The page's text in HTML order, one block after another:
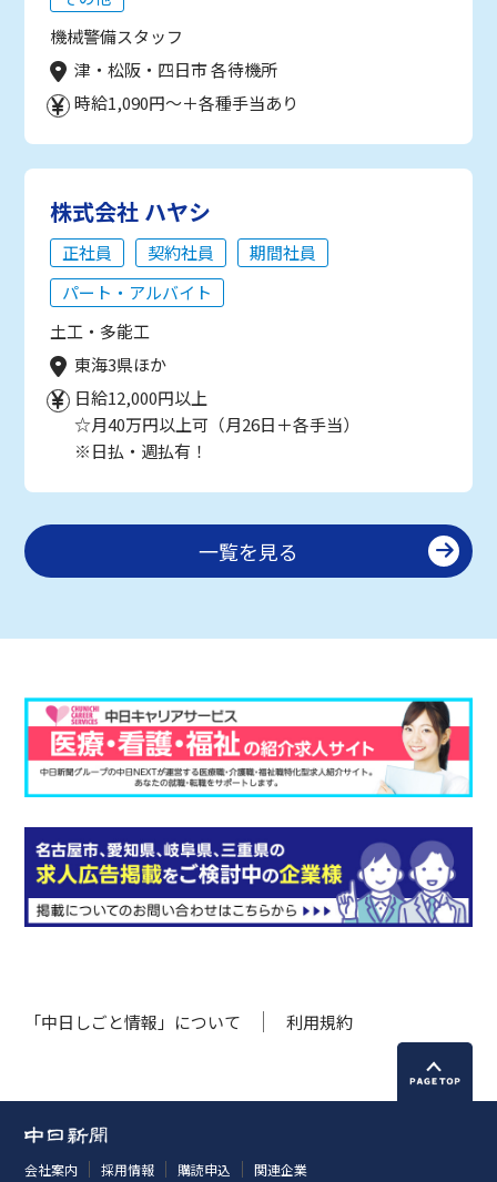
機械警備スタッフ
津・松阪・四日市 各待機所
時給1,090円～＋各種手当あり
株式会社 ハヤシ
正社員 契約社員
期間社員
パート・アルバイト
土工・多能工
東海3県ほか
日給12,000円以上
☆月40万円以上可（月26日＋各手当）
※日払・週払有！
一覧を見る
「中日しごと情報」について 利用規約
会社案内 採用情報 購読申込 関連企業